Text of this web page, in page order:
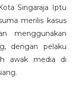
Singaraja Iptu
merilis kasus
menggunakan
dengan pelaku
awak media di